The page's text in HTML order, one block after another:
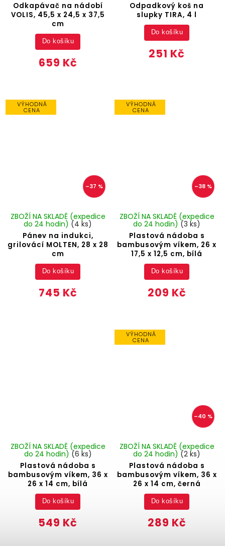
Odkapávač na nádobí
VOLIS, 45,5 x 24,5 x 37,5
cm
659 Kč
Do košíku
Odpadkový koš na
slupky TIRA, 4 l
251 Kč
Do košíku
VÝHODNÁ
CENA
–37 %
Pánev na indukci,
grilovácí MOLTEN, 28 x 28
cm
ZBOŽÍ NA SKLADĚ (expedice
do 24 hodin) (4 ks)
745 Kč
Do košíku
VÝHODNÁ
CENA
–38 %
Plastová nádoba s
bambusovým víkem, 26 x
17,5 x 12,5 cm, bílá
ZBOŽÍ NA SKLADĚ (expedice
do 24 hodin) (3 ks)
209 Kč
Do košíku
Plastová nádoba s
bambusovým víkem, 36 x
26 x 14 cm, bílá
ZBOŽÍ NA SKLADĚ (expedice
do 24 hodin) (6 ks)
549 Kč
Do košíku
VÝHODNÁ
CENA
–40 %
Plastová nádoba s
bambusovým víkem, 36 x
26 x 14 cm, černá
ZBOŽÍ NA SKLADĚ (expedice
do 24 hodin) (2 ks)
289 Kč
Do košíku